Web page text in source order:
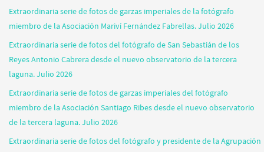
Extraordinaria serie de fotos de garzas imperiales de la fotógrafo
miembro de la Asociación Mariví Fernández Fabrellas. Julio 2026
Extraordinaria serie de fotos del fotógrafo de San Sebastián de los
Reyes Antonio Cabrera desde el nuevo observatorio de la tercera
laguna. Julio 2026
Extraordinaria serie de fotos de garzas imperiales del fotógrafo
miembro de la Asociación Santiago Ribes desde el nuevo observatorio
de la tercera laguna. Julio 2026
Extraordinaria serie de fotos del fotógrafo y presidente de la Agrupación